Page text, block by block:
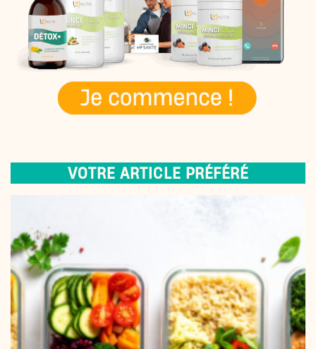
VOTRE ARTICLE PRÉFÉRÉ